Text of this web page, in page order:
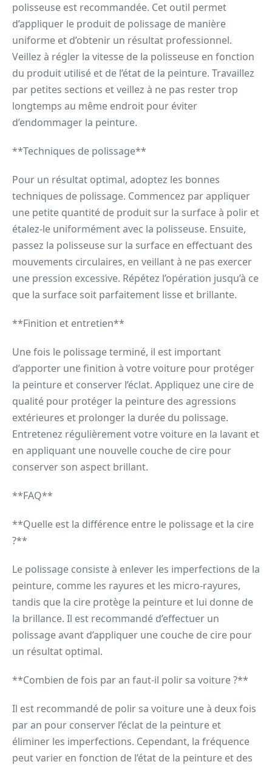
polisseuse est recommandée. Cet outil permet
d’appliquer le produit de polissage de manière
uniforme et d’obtenir un résultat professionnel.
Veillez à régler la vitesse de la polisseuse en fonction
du produit utilisé et de l’état de la peinture. Travaillez
par petites sections et veillez à ne pas rester trop
longtemps au même endroit pour éviter
d’endommager la peinture.
**Techniques de polissage**
Pour un résultat optimal, adoptez les bonnes
techniques de polissage. Commencez par appliquer
une petite quantité de produit sur la surface à polir et
étalez-le uniformément avec la polisseuse. Ensuite,
passez la polisseuse sur la surface en effectuant des
mouvements circulaires, en veillant à ne pas exercer
une pression excessive. Répétez l’opération jusqu’à ce
que la surface soit parfaitement lisse et brillante.
**Finition et entretien**
Une fois le polissage terminé, il est important
d’apporter une finition à votre voiture pour protéger
la peinture et conserver l’éclat. Appliquez une cire de
qualité pour protéger la peinture des agressions
extérieures et prolonger la durée du polissage.
Entretenez régulièrement votre voiture en la lavant et
en appliquant une nouvelle couche de cire pour
conserver son aspect brillant.
**FAQ**
**Quelle est la différence entre le polissage et la cire
?**
Le polissage consiste à enlever les imperfections de la
peinture, comme les rayures et les micro-rayures,
tandis que la cire protège la peinture et lui donne de
la brillance. Il est recommandé d’effectuer un
polissage avant d’appliquer une couche de cire pour
un résultat optimal.
**Combien de fois par an faut-il polir sa voiture ?**
Il est recommandé de polir sa voiture une à deux fois
par an pour conserver l’éclat de la peinture et
éliminer les imperfections. Cependant, la fréquence
peut varier en fonction de l’état de la peinture et des